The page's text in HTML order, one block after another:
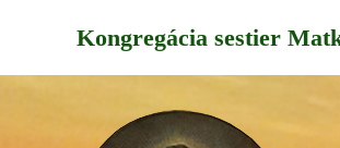
Kongregácia sestier